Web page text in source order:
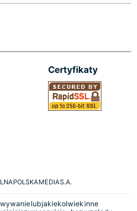
Certyfikaty
POLSKA MEDIA S.A.
lub jakiekolwiek inne